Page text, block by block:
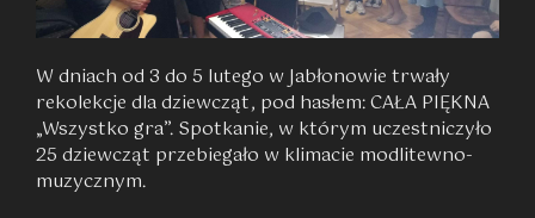
W dniach od 3 do 5 lutego w Jabłonowie trwały
rekolekcje dla dziewcząt, pod hasłem: CAŁA PIĘKNA
„Wszystko gra”. Spotkanie, w którym uczestniczyło
25 dziewcząt przebiegało w klimacie modlitewno-
muzycznym.